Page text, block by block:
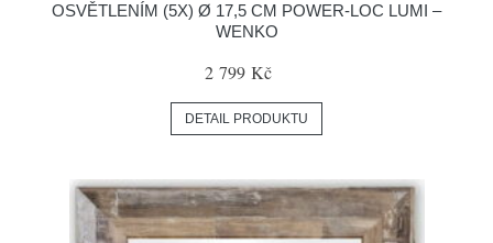
OSVĚTLENÍM (5X) Ø 17,5 CM POWER-LOC LUMI –
WENKO
2 799 Kč
DETAIL PRODUKTU